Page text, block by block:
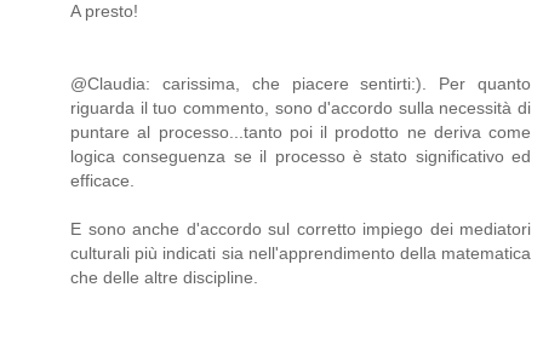
A presto!
@Claudia: carissima, che piacere sentirti:). Per quanto
riguarda il tuo commento, sono d'accordo sulla necessità di
puntare al processo...tanto poi il prodotto ne deriva come
logica conseguenza se il processo è stato significativo ed
efficace.
E sono anche d'accordo sul corretto impiego dei mediatori
culturali più indicati sia nell'apprendimento della matematica
che delle altre discipline.